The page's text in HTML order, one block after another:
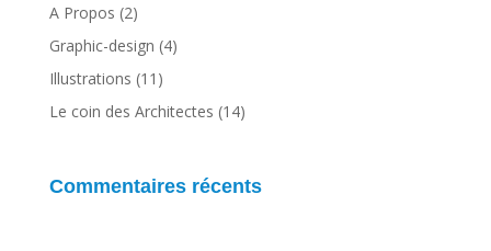
A Propos (2)
Graphic-design (4)
Illustrations (11)
Le coin des Architectes (14)
Commentaires récents